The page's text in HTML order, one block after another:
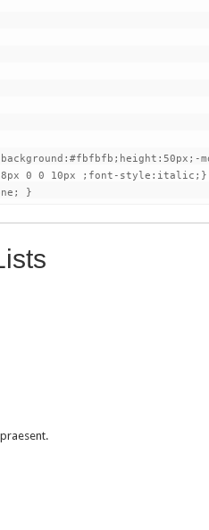
0 0 10px ;font-style:italic;}
}